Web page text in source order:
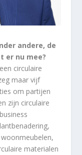
andere, de
er nu mee?
circulaire
maar vijf
om partijen
zijn circulaire
materialen